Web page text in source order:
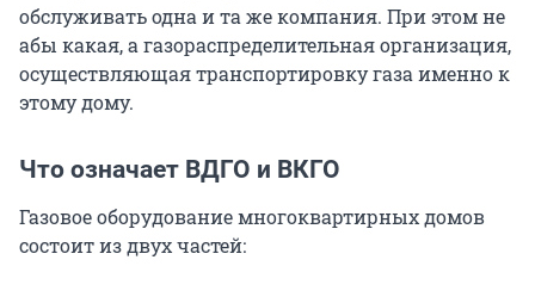
обслуживать одна и та же компания. При этом не
абы какая, а газораспределительная организация,
осуществляющая транспортировку газа именно к
этому дому.
Что означает ВДГО и ВКГО
Газовое оборудование многоквартирных домов
состоит из двух частей: